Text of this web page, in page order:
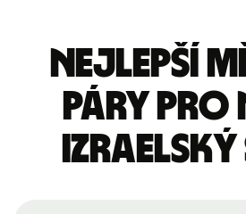
Nejlepší
páry pro
izraelský